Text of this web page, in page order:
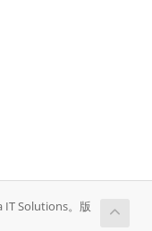
IT Solutions。版